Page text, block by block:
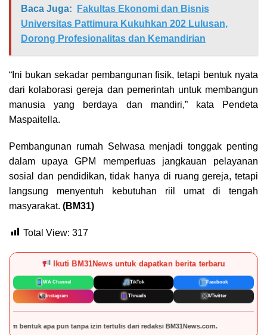
Baca Juga:
Fakultas Ekonomi dan Bisnis
Universitas Pattimura Kukuhkan 202 Lulusan,
Dorong Profesionalitas dan Kemandirian
“Ini bukan sekadar pembangunan fisik, tetapi bentuk nyata
dari kolaborasi gereja dan pemerintah untuk membangun
manusia yang berdaya dan mandiri,” kata Pendeta
Maspaitella.
Pembangunan rumah Selwasa menjadi tonggak penting
dalam upaya GPM memperluas jangkauan pelayanan
sosial dan pendidikan, tidak hanya di ruang gereja, tetapi
langsung menyentuh kebutuhan riil umat di tengah
masyarakat. (BM31)
Total View: 317
Ikuti BM31News untuk dapatkan berita terbaru
WA Channel TikTok Facebook
Instagram Threads X/Twitter
redaksi BM31News.com.